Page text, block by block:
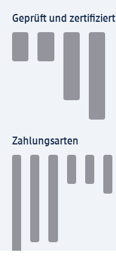
Geprüft und zertifiziert
Zahlungsarten